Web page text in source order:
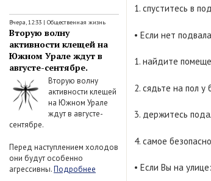
Вчера, 12:33 | Общественная жизнь
Вторую волну
активности клещей на
Южном Урале ждут в
августе-сентябре.
Вторую волну
активности клещей
на Южном Урале
ждут в августе-
сентябре.
Перед наступлением холодов
они будут особенно
агрессивны.Подробнее
1. спуститесь в
• Если нет
1. найдите
2. сядьте на пол у
3. держитесь
4. самое
• Если Вы на улице: